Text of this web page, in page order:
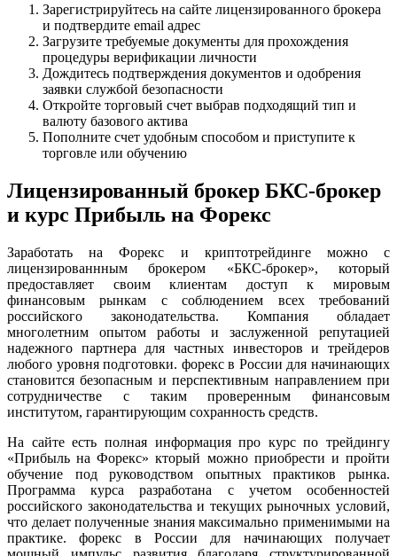
Зарегистрируйтесь на сайте лицензированного брокера
и подтвердите email адрес
Загрузите требуемые документы для прохождения
процедуры верификации личности
Дождитесь подтверждения документов и одобрения
заявки службой безопасности
Откройте торговый счет выбрав подходящий тип и
валюту базового актива
Пополните счет удобным способом и приступите к
торговле или обучению
Лицензированный брокер БКС-брокер
и курс Прибыль на Форекс
Заработать на Форекс и криптотрейдинге можно с
лицензированнным брокером «БКС-брокер», который
предоставляет своим клиентам доступ к мировым
финансовым рынкам с соблюдением всех требований
российского законодательства. Компания обладает
многолетним опытом работы и заслуженной репутацией
надежного партнера для частных инвесторов и трейдеров
любого уровня подготовки. форекс в России для начинающих
становится безопасным и перспективным направлением при
сотрудничестве с таким проверенным финансовым
институтом, гарантирующим сохранность средств.
На сайте есть полная информация про курс по трейдингу
«Прибыль на Форекс» кторый можно приобрести и пройти
обучение под руководством опытных практиков рынка.
Программа курса разработана с учетом особенностей
российского законодательства и текущих рыночных условий,
что делает полученные знания максимально применимыми на
практике. форекс в России для начинающих получает